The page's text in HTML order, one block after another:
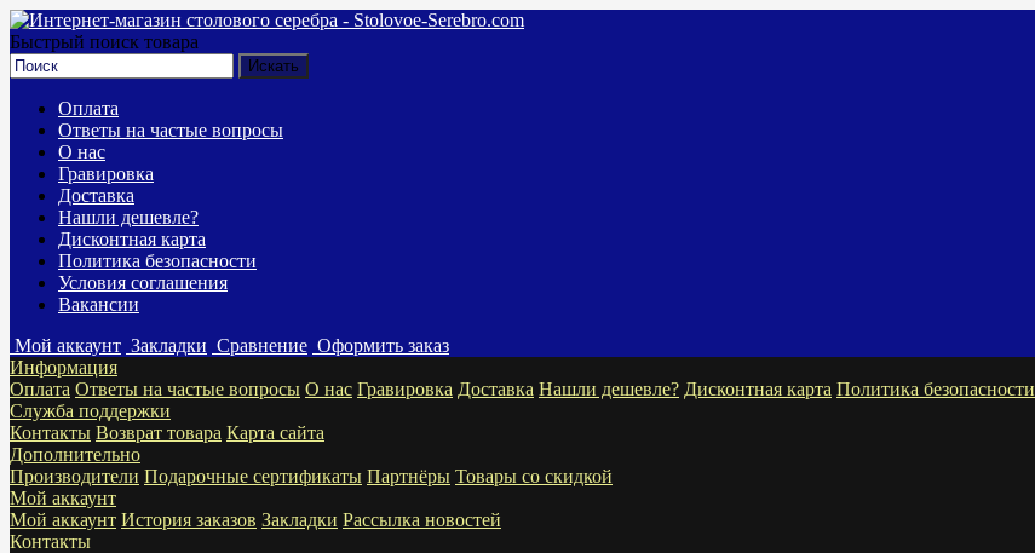
Быстрый поиск товара
Оплата
Ответы на частые вопросы
О нас
Гравировка
Доставка
Нашли дешевле?
Дисконтная карта
Политика безопасности
Условия соглашения
Вакансии
Мой аккаунт Закладки Сравнение Оформить заказ
Информация
Оплата Ответы на частые вопросы О нас Гравировка Доставка Нашли дешевле? Дисконтная карта Политика безопасности
Служба поддержки
Контакты Возврат товара Карта сайта
Дополнительно
Производители Подарочные сертификаты Партнёры Товары со скидкой
Мой аккаунт
Мой аккаунт История заказов Закладки Рассылка новостей
Контакты